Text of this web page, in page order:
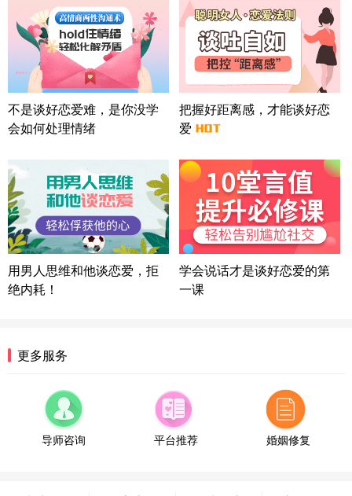
情感方案
北京-朝阳 151****3189
22分钟前
微信用户 巧?媚儿 通过此页面咨询，已获得专属情感
方案
上海-浦东 177****9074
56分钟前
微信用户 Liberty 通过此页面咨询，已获得专属情感
方案
广东-广州 188****5632
湖北-武汉 135****7410
41分钟前
微信用户 困困魚? 通过此页面咨询，已获得专属情感
方案
陕西-西安 139****6283
3分钟前
情感方案
浙江-宁波 150****8921
福建-厦门 159****4462
53分钟前
微信用户 凌乱小羊 通过此页面咨询，已获得专属情
不是谈好恋爱难，是你没学
会如何处理情绪
把握好距离感，才能谈好恋
爱
用男人思维和他谈恋爱，拒
绝内耗！
学会说话才是谈好恋爱的第
一课
更多服务
导师咨询 平台推荐 婚姻修复